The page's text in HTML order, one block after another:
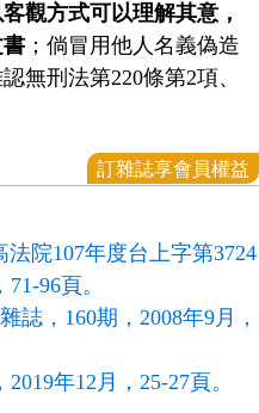
觀方式可以理解其意，
；倘冒用他人名義偽造
無刑法第220條第2項、
訂雜誌享會員權益
院107年度台上字第3724
96頁。
，160期，2008年9月，
年12月，25-27頁。